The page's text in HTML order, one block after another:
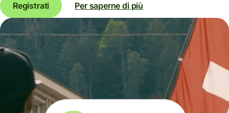
Registrati Per saperne di più